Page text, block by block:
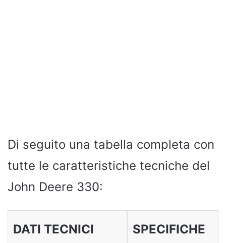
Di seguito una tabella completa con
tutte le caratteristiche tecniche del
John Deere 330:
DATI TECNICI SPECIFICHE